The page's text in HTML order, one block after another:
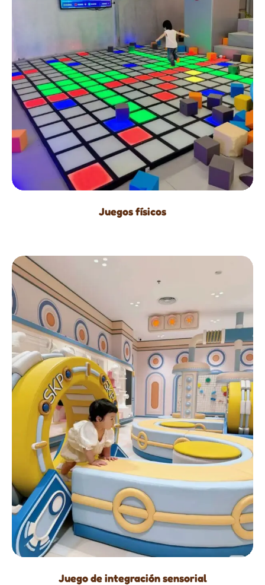
Juegos físicos
Juego de integración sensorial